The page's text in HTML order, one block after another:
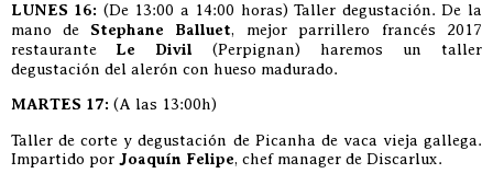
LUNES 16: (De 13:00 a 14:00 horas) Taller degustación. De la
mano de Stephane Balluet, mejor parrillero francés 2017
restaurante Le Divil (Perpignan) haremos un taller
degustación del alerón con hueso madurado.
MARTES 17: (A las 13:00h)
Taller de corte y degustación de Picanha de vaca vieja gallega.
Impartido por Joaquín Felipe, chef manager de Discarlux.